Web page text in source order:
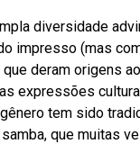
diversidade
impresso (mas
deram origens
expressões
tem sido
que muitas